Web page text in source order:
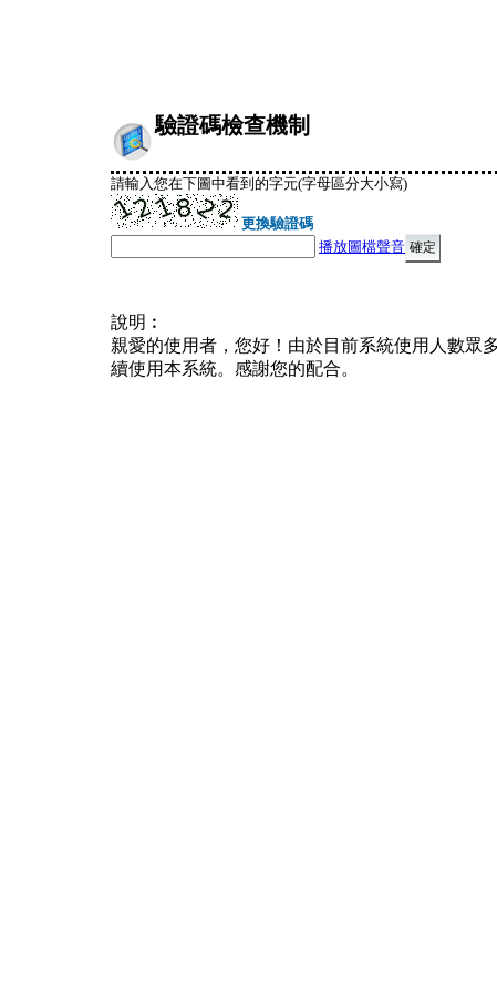
驗證碼檢查機制
請輸入您在下圖中看到的字元(字母區分大小寫)
更換驗證碼
播放圖檔聲音
說明︰
親愛的使用者，您好！由於目前系統使用人數眾
續使用本系統。感謝您的配合。